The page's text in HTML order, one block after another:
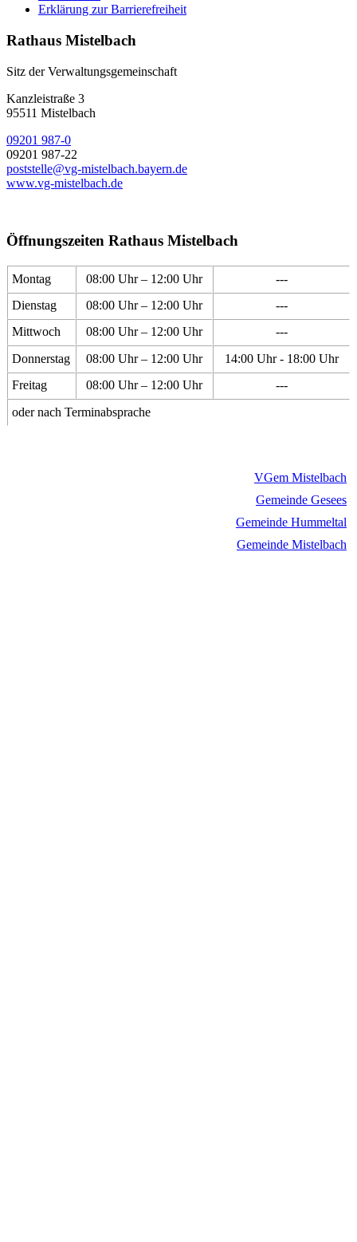
Erklärung zur Barrierefreiheit
Rathaus Mistelbach
Sitz der Verwaltungsgemeinschaft
Kanzleistraße 3
95511 Mistelbach
09201 987-0
09201 987-22
poststelle@vg-mistelbach.bayern.de
www.vg-mistelbach.de
Öffnungszeiten Rathaus Mistelbach
Montag 08:00 Uhr – 12:00 Uhr
---
Dienstag
08:00 Uhr – 12:00 Uhr
---
Mittwoch
08:00 Uhr – 12:00 Uhr
---
Donnerstag
08:00 Uhr – 12:00 Uhr
14:00 Uhr - 18:00 Uhr
Freitag
08:00 Uhr – 12:00 Uhr
---
oder nach Terminabsprache
VGem Mistelbach
Gemeinde Gesees
Gemeinde Hummeltal
Gemeinde Mistelbach